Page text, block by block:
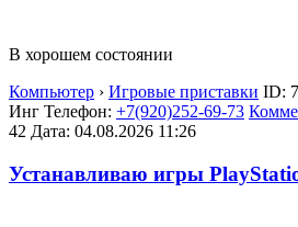
В хорошем состоянии
Компьютер › Игровые приставки ID:
Инг Телефон: +7(920)252-69-73
42 Дата: 04.08.2026 11:26
Устанавливаю игры